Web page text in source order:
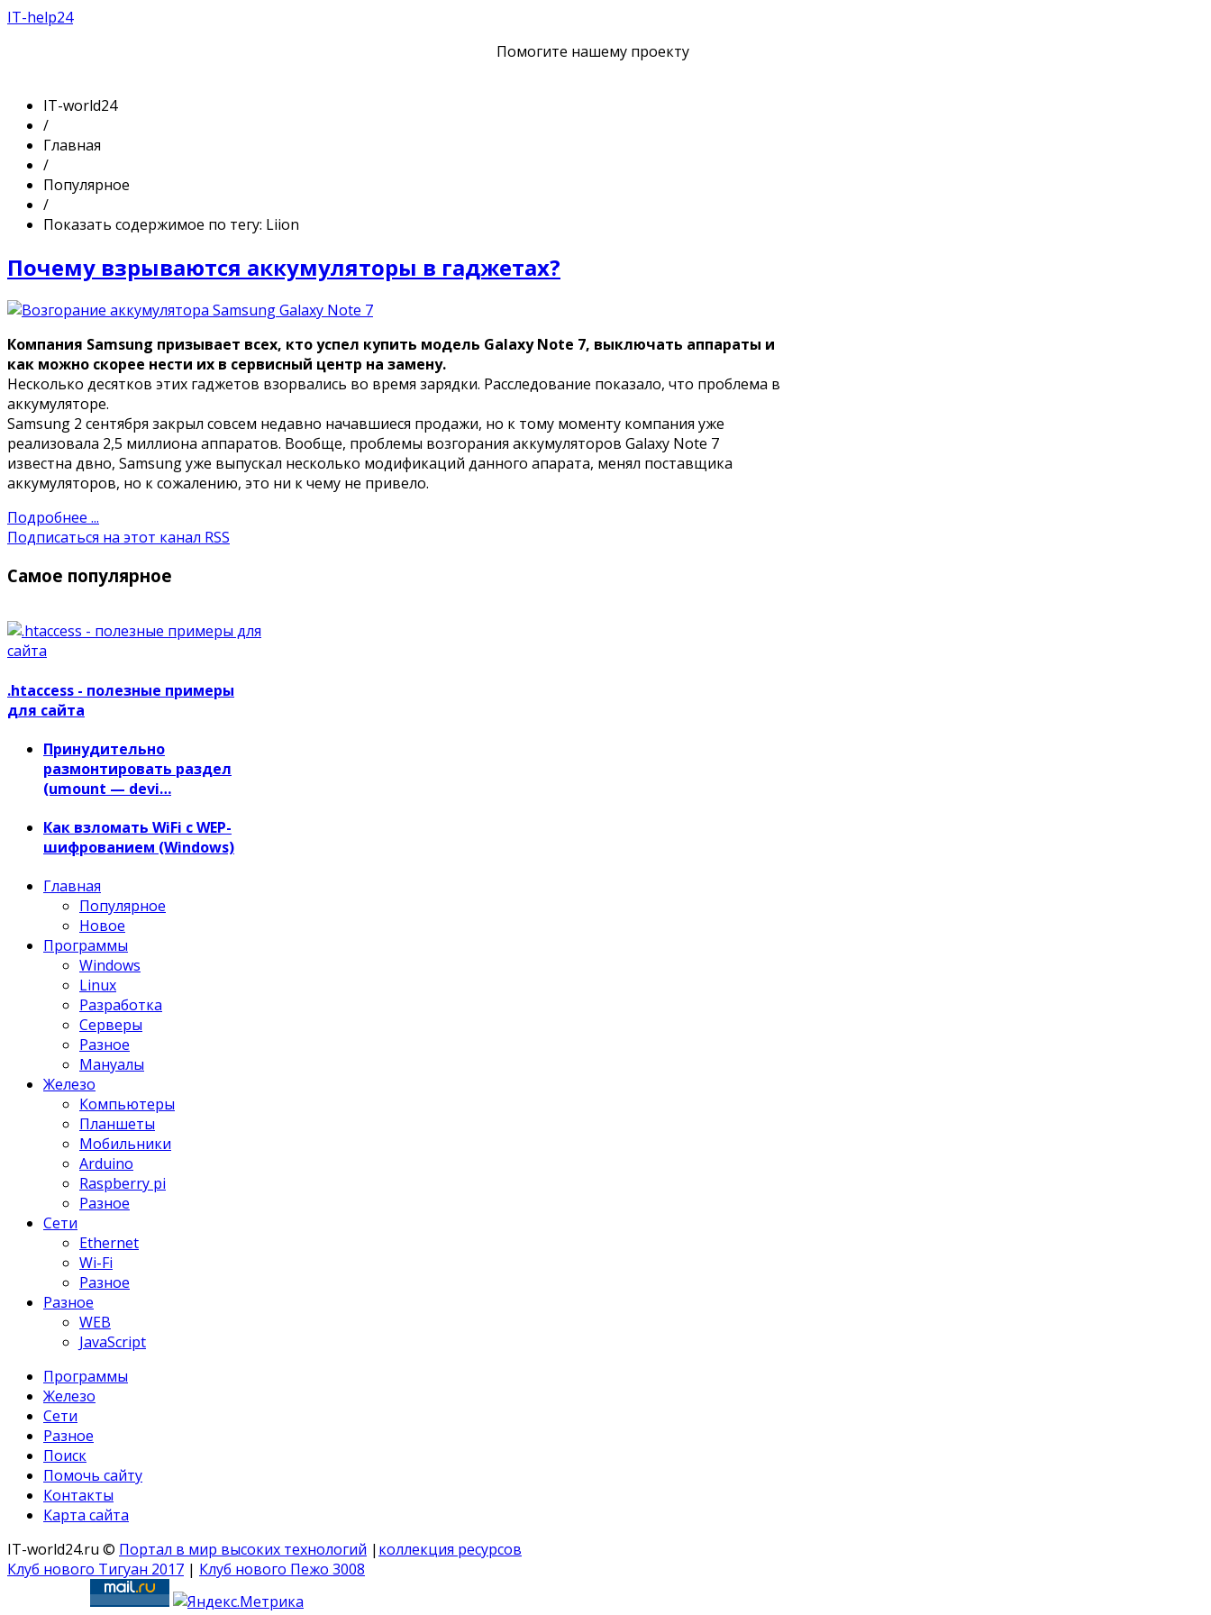
IT-help24
Помогите нашему проекту
IT-world24
/
Главная
/
Популярное
/
Показать содержимое по тегу: Liion
Почему взрываются аккумуляторы в гаджетах?
Компания Samsung призывает всех, кто успел купить модель Galaxy Note 7, выключать аппараты и
как можно скорее нести их в сервисный центр на замену.
Несколько десятков этих гаджетов взорвались во время зарядки. Расследование показало, что проблема в
аккумуляторе.
Samsung 2 сентября закрыл совсем недавно начавшиеся продажи, но к тому моменту компания уже
реализовала 2,5 миллиона аппаратов. Вообще, проблемы возгорания аккумуляторов Galaxy Note 7
известна двно, Samsung уже выпускал несколько модификаций данного апарата, менял поставщика
аккумуляторов, но к сожалению, это ни к чему не привело.
Подробнее ...
Подписаться на этот канал RSS
Самое популярное
.htaccess - полезные примеры
для сайта
Принудительно
размонтировать раздел
(umount — devi…
Как взломать WiFi с WEP-
шифрованием (Windows)
Главная
Популярное
Новое
Программы
Windows
Linux
Разработка
Серверы
Разное
Мануалы
Железо
Компьютеры
Планшеты
Мобильники
Arduino
Raspberry pi
Разное
Сети
Ethernet
Wi-Fi
Разное
Разное
WEB
JavaScript
Программы
Железо
Сети
Разное
Поиск
Помочь сайту
Контакты
Карта сайта
IT-world24.ru © Портал в мир высоких технологий | коллекция ресурсов
Клуб нового Тигуан 2017 | Клуб нового Пежо 3008